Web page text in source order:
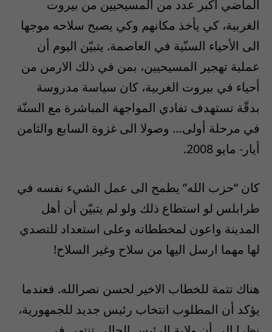
الماضي أكبر عدد من المسيحيين من بيروت
الغربية، كي يأخذ مكانهم وكي يصبح سلاحه موجها
الى الأحياء السنّية في العاصمة. يتبيّن اليوم أن
عملية تهجير المسيحيين، بمن في ذلك الارمن من
أحياء في بيروت الغربية، كان سياسة مدروسة
بدقّة تستهدف تفادي المواجهة المباشرة مع السنّة
في مرحلة أولى… وصولا الى غزوة السابع والثامن
أيار- مايو 2008.
كان “حزب الله” يطمح الى عمل الشيء نفسه في
طرابلس لو استطاع ذلك ولو لم يتبيّن أن أهل
المدينة واعون لمخططاته وعلى استعداد للتصدي
لها مهما ارسل اليها من سلاح وغير السلاح!
هناك تتمة للخطاب الاخير لحسن نصرالله. فعندما
يؤكد أن المطلوب انتخاب رئيس جديد للجمهورية،